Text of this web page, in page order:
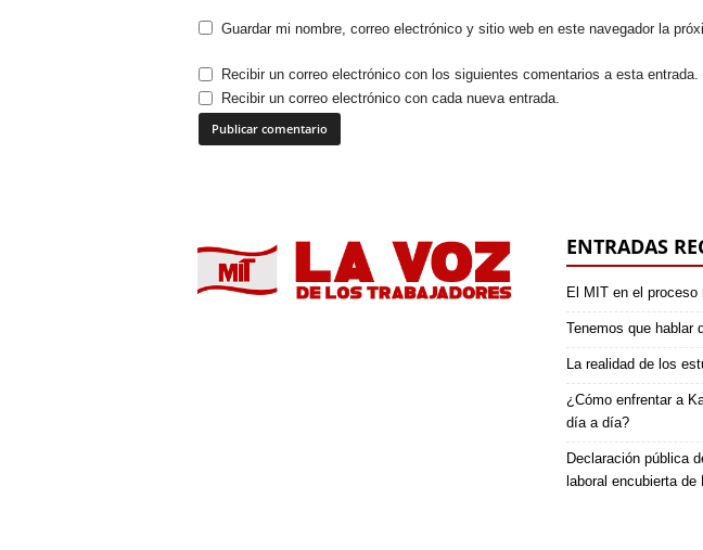
Guardar mi nombre, correo electrónico y sitio web en este navegador la
Recibir un correo electrónico con los siguientes comentarios a esta entrada.
Recibir un correo electrónico con cada nueva entrada.
ENTRADAS
El MIT en el
Tenemos que hablar
La realidad de los
¿Cómo enfrentar a
día a día?
Declaración pública
laboral encubierta de